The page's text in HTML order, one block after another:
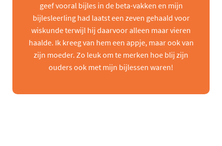
geef vooral bijles in de beta-vakken en mijn
bijlesleerling had laatst een zeven gehaald voor
wiskunde terwijl hij daarvoor alleen maar vieren
haalde. Ik kreeg van hem een appje, maar ook van
zijn moeder. Zo leuk om te merken hoe blij zijn
ouders ook met mijn bijlessen waren!